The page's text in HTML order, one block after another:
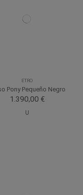
ETRO
Pony Pequeño Negro
1.390,00 €
U